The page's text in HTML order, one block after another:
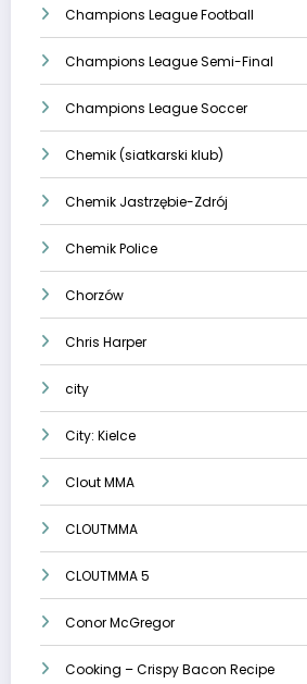
Champions League Football
Champions League Semi-Final
Champions League Soccer
Chemik (siatkarski klub)
Chemik Jastrzębie-Zdrój
Chemik Police
Chorzów
Chris Harper
city
City: Kielce
Clout MMA
CLOUTMMA
CLOUTMMA 5
Conor McGregor
Cooking – Crispy Bacon Recipe